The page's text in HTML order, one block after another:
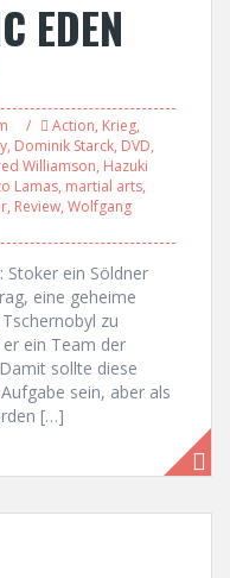
EDEN
Action, Krieg,
, Dominik Starck, DVD,
Williamson, Hazuki
Lamas, martial arts,
, Review, Wolfgang
Stoker ein Söldner
eine geheime
zu
ein Team der
sollte diese
sein, aber als
[…]